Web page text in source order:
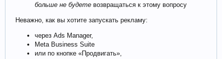
больше не будете возвращаться к этому вопросу
Неважно, как вы хотите запускать рекламу:
через Ads Manager,
Meta Business Suite
или по кнопке «Продвигать»,